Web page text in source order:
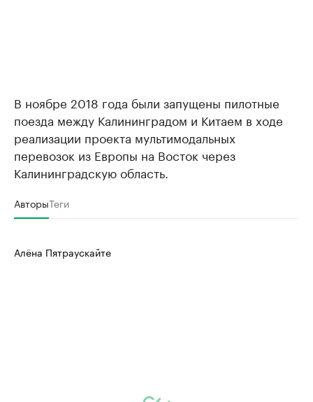
В ноябре 2018 года были запущены пилотные
поезда между Калининградом и Китаем в ходе
реализации проекта мультимодальных
перевозок из Европы на Восток через
Калининградскую область.
АвторыТеги
Алёна Пятраускайте